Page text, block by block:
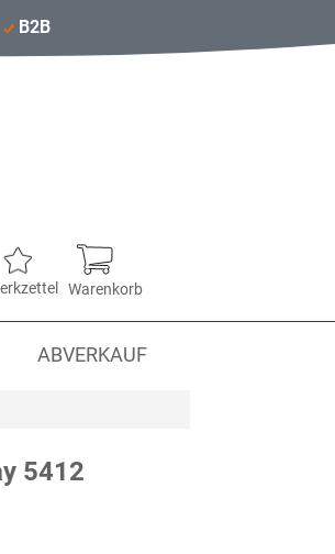
B2B
Warenkorb
ABVERKAUF
5412